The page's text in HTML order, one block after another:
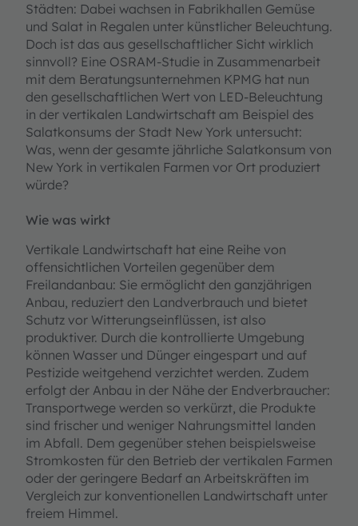
Städten: Dabei wachsen in Fabrikhallen Gemüse
und Salat in Regalen unter künstlicher Beleuchtung.
Doch ist das aus gesellschaftlicher Sicht wirklich
sinnvoll? Eine OSRAM-Studie in Zusammenarbeit
mit dem Beratungsunternehmen KPMG hat nun
den gesellschaftlichen Wert von LED-Beleuchtung
in der vertikalen Landwirtschaft am Beispiel des
Salatkonsums der Stadt New York untersucht:
Was, wenn der gesamte jährliche Salatkonsum von
New York in vertikalen Farmen vor Ort produziert
würde?
Wie was wirkt
Vertikale Landwirtschaft hat eine Reihe von
offensichtlichen Vorteilen gegenüber dem
Freilandanbau: Sie ermöglicht den ganzjährigen
Anbau, reduziert den Landverbrauch und bietet
Schutz vor Witterungseinflüssen, ist also
produktiver. Durch die kontrollierte Umgebung
können Wasser und Dünger eingespart und auf
Pestizide weitgehend verzichtet werden. Zudem
erfolgt der Anbau in der Nähe der Endverbraucher:
Transportwege werden so verkürzt, die Produkte
sind frischer und weniger Nahrungsmittel landen
im Abfall. Dem gegenüber stehen beispielsweise
Stromkosten für den Betrieb der vertikalen Farmen
oder der geringere Bedarf an Arbeitskräften im
Vergleich zur konventionellen Landwirtschaft unter
freiem Himmel.